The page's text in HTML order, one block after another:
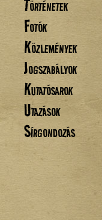
Történetek
Fotók
Közlemények
Jogszabályok
Kutatósarok
Utazások
Sírgondozás